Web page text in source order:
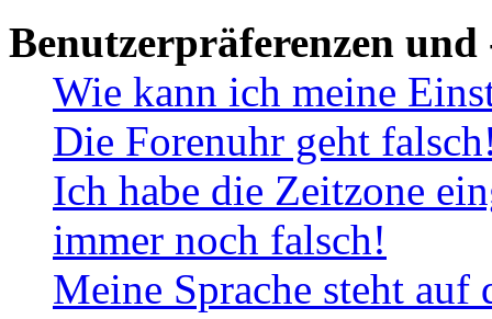
Benutzerpräferenzen und
Wie kann ich meine
Die Forenuhr geht
Ich habe die Zeitzone
immer noch falsch!
Meine Sprache steht